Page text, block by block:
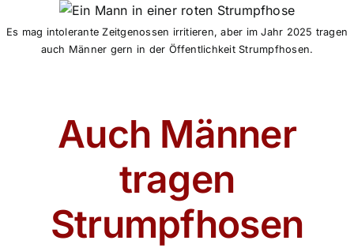
Es mag intolerante Zeitgenossen irritieren, aber im Jahr 2025 tragen
auch Männer gern in der Öffentlichkeit Strumpfhosen.
Auch Männer
tragen
Strumpfhosen